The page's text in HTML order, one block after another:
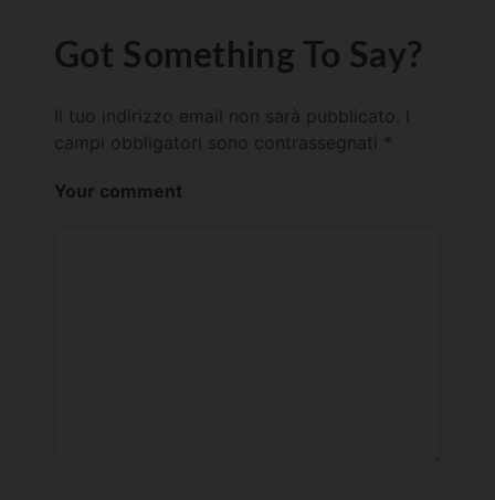
Got Something To Say?
Il tuo indirizzo email non sarà pubblicato.
campi obbligatori sono contrassegnati *
Your comment